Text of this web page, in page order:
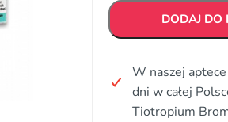
DODAJ DO
W naszej
dni w całej
Tiotropium